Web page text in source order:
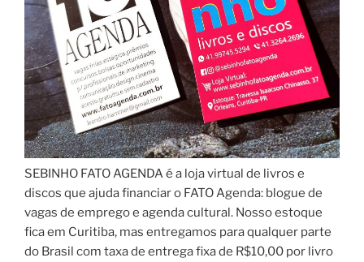
SEBINHO FATO AGENDA é a loja virtual de livros e
discos que ajuda financiar o FATO Agenda: blogue de
vagas de emprego e agenda cultural. Nosso estoque
fica em Curitiba, mas entregamos para qualquer parte
do Brasil com taxa de entrega fixa de R$10,00 por livro